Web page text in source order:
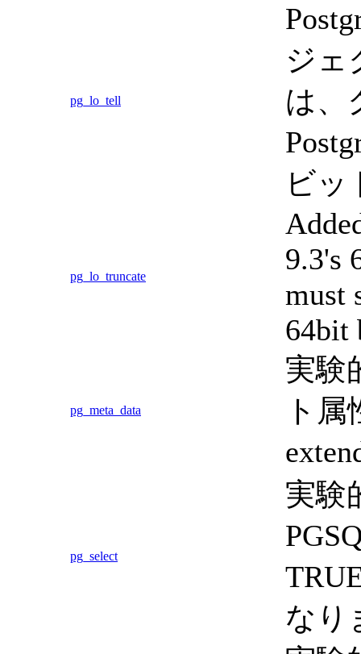
pg_lo_tell
ジェ
は、
ビッ
pg_lo_truncate
9.3's
must
64bit
pg_meta_data
実験
ト
pg_select
実験
なり